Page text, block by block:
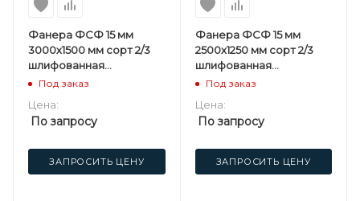
Фанера ФСФ 15 мм
3000х1500 мм сорт 2/3
шлифованная
березовая
Под заказ
Цена:
По запросу
ЗАПРОСИТЬ ЦЕНУ
Фанера ФСФ 15 мм
2500х1250 мм сорт 2/3
шлифованная
березовая
Под заказ
Цена:
По запросу
ЗАПРОСИТЬ ЦЕНУ